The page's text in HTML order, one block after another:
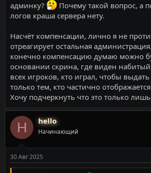
админку?
Почему такой вопрос, а
логов краша сервера нету.
Насчёт компенсации, лично я не
отреагирует остальная
конечно компенсацию думаю можно
основании скрина, где виден
всех игроков, кто играл, чтобы
только тем, кто частично
Хочу подчеркнуть что это только
H hello
Начинающий
30 Авг 2025